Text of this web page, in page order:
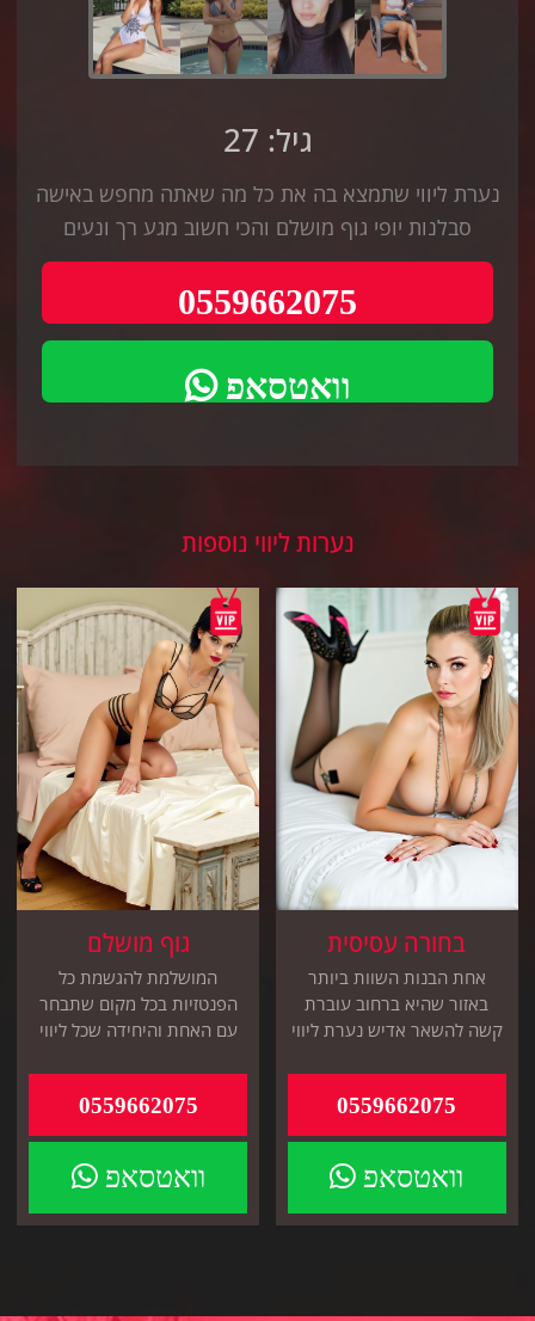
גיל: 27
נערת ליווי שתמצא בה את כל מה שאתה מחפש באישה
סבלנות יופי גוף מושלם והכי חשוב מגע רך ונעים
0559662075
וואטסאפ
נערות ליווי נוספות
בחורה עסיסית
אחת הבנות השוות ביותר
באזור שהיא ברחוב עוברת
קשה להשאר אדיש נערת ליווי
0559662075
וואטסאפ
גוף מושלם
המושלמת להגשמת כל
הפנטזיות בכל מקום שתבחר
עם האחת והיחידה שכל ליווי
0559662075
וואטסאפ